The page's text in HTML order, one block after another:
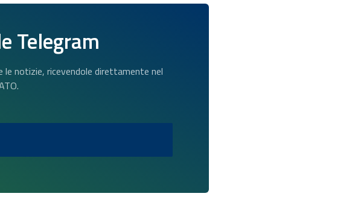
Telegram
notizie, ricevendole direttamente nel